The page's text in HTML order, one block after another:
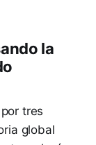
la
tres
global